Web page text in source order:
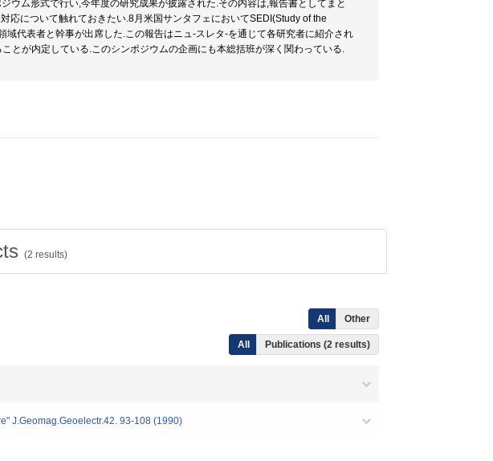
ウム形式で行い,今年度の研究成果が披露された.その内容は,報告書としてまと
応について触れておきたい.8月米国サンタフェにおいてSEDI(Study of the
代表者と幹事が出席した.この報告はニュ-スレタ-を通じて各研究者に紹介され
とが内定している.このシンポジウムの企画にも本総括班が深く関わっている.
(2 results)
All Other
All Publications (2 results)
J.Geomag.Geoelectr.42. 93-108 (1990)